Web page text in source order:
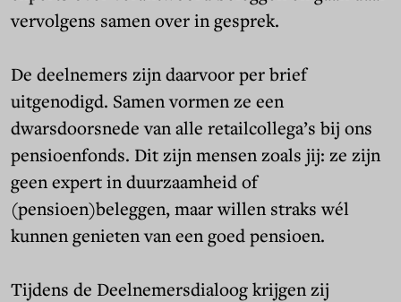
vervolgens samen over in gesprek.
De deelnemers zijn daarvoor per brief
uitgenodigd. Samen vormen ze een
dwarsdoorsnede van alle retailcollega’s bij ons
pensioenfonds. Dit zijn mensen zoals jij: ze zijn
geen expert in duurzaamheid of
(pensioen)beleggen, maar willen straks wél
kunnen genieten van een goed pensioen.
Tijdens de Deelnemersdialoog krijgen zij